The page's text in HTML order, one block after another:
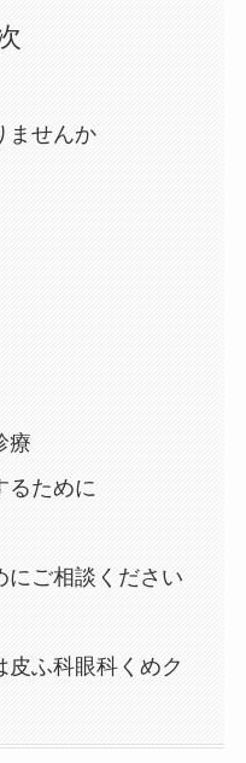
ませんか
療
るために
にご相談ください
ふ科眼科くめク